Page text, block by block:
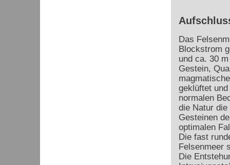
Das
Blockstrom
und ca. 30
Gestein,
geklüftet
normalen
die Natur
Gesteinen
optimalen
Die fast
Felsenmeer
Die